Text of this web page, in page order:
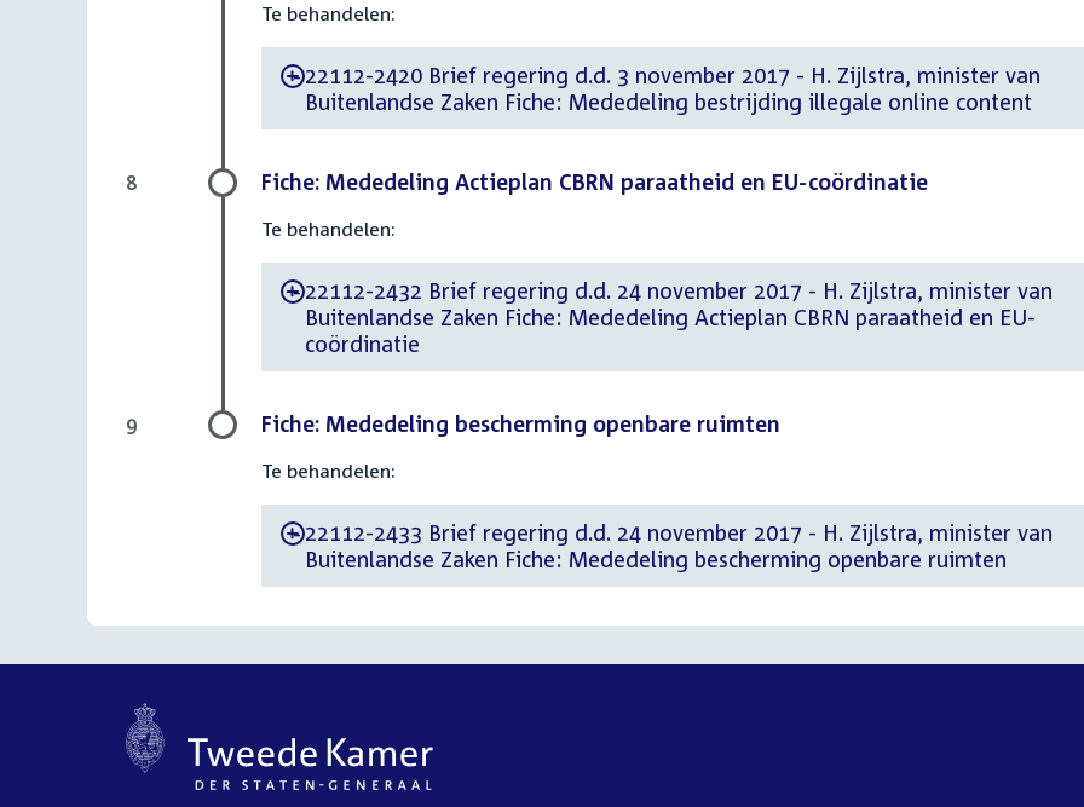
Te behandelen:
-22112-2420 Brief regering d.d. 3 november 2017 - H. Zijlstra, minister van
Buitenlandse Zaken Fiche: Mededeling bestrijding illegale online content
Fiche: Mededeling Actieplan CBRN paraatheid en EU-coördinatie
Te behandelen:
-22112-2432 Brief regering d.d. 24 november 2017 - H. Zijlstra, minister van
Buitenlandse Zaken Fiche: Mededeling Actieplan CBRN paraatheid en EU-
coördinatie
8
Fiche: Mededeling bescherming openbare ruimten
Te behandelen:
-22112-2433 Brief regering d.d. 24 november 2017 - H. Zijlstra, minister van
Buitenlandse Zaken Fiche: Mededeling bescherming openbare ruimten
9